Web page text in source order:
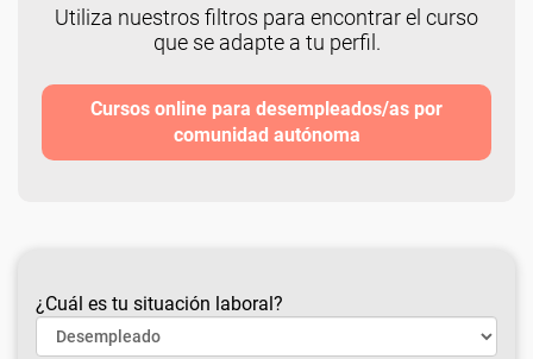
Utiliza nuestros filtros para encontrar el curso
que se adapte a tu perfil.
Cursos online para desempleados/as por
comunidad autónoma
¿Cuál es tu situación laboral?